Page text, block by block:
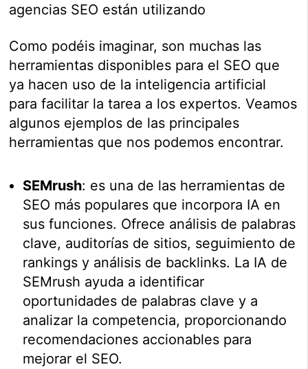
agencias SEO están utilizando
Como podéis imaginar, son muchas las
herramientas disponibles para el SEO que
ya hacen uso de la inteligencia artificial
para facilitar la tarea a los expertos. Veamos
algunos ejemplos de las principales
herramientas que nos podemos encontrar.
SEMrush: es una de las herramientas de
SEO más populares que incorpora IA en
sus funciones. Ofrece análisis de palabras
clave, auditorías de sitios, seguimiento de
rankings y análisis de backlinks. La IA de
SEMrush ayuda a identificar
oportunidades de palabras clave y a
analizar la competencia, proporcionando
recomendaciones accionables para
mejorar el SEO.